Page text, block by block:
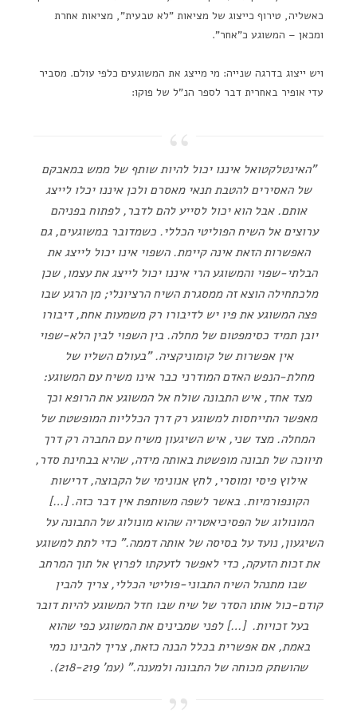
כאשליה, טירוף כייצוג של מציאות "לא טבעית", מציאות אחרת
ומכאן – המשוגע כ"אחר".
ויש ייצוג בדרגה שנייה: מי מייצג את המשוגעים כלפי עולם. מסביר
עדי אופיר באחרית דבר לספר הנ"ל של פוקו:
"האינטלקטואל איננו יכול להיות שותף של ממש במאבקם
של האסירים להטבת תנאי מאסרם ולכן איננו יכלו לייצג
אותם. אבל הוא יכול לסייע להם לדבר, לפתוח בפניהם
ערוצים אל השיח הפוליטי הכללי. כשמדובר במשוגעים, גם
האפשרות הזאת אינה קיימת. השפוי אינו יכול לייצג את
הבלתי-שפוי והמשוגע הרי איננו יכול לייצג את עצמו, שכן
מלכתחילה הוצא זה ממסגרת השיח הרציונלי; מן הרגע שבו
פצה המשוגע את פיו יש לדיבורו רק משמעות אחת, דיבורו
יובן תמיד כסימפטום של מחלה. בין השפוי לבין הלא-שפוי
אין אפשרות של קומוניקציה. "בעולם השליו של
מחלת-הנפש האדם המודרני כבר אינו משיח עם המשוגע:
מצד אחד, איש התבונה שולח אל המשוגע את הרופא וכך
מאפשר התייחסות למשוגע רק דרך הכלליות המופשטת של
המחלה. מצד שני, איש השיגעון משיח עם החברה רק דרך
תיווכה של תבונה מופשטת באותה מידה, שהיא בבחינת סדר,
אילוץ פיסי ומוסרי, לחץ אנונימי של הקבוצה, דרישות
הקונפורמיות. באשר לשפה משותפת אין דבר כזה. […]
המונולוג של הפסיכיאטריה שהוא מונולוג של התבונה על
השיגעון, נועד על בסיסה של אותה דממה." כדי לתת למשוגע
את זכות הזעקה, כדי לאפשר לזעקתו לפרוץ אל תוך המרחב
שבו מתנהל השיח התבוני-פוליטי הכללי, צריך להבין
קודם-כול אותו הסדר של שיח שבו חדל המשוגע להיות דובר
בעל זכויות. […] לפני שמבינים את המשוגע כפי שהוא
באמת, אם אפשרית בכלל הבנה כזאת, צריך להבינו כמי
שהושתק מכוחה של התבונה ולמענה." (עמ' 218-219).